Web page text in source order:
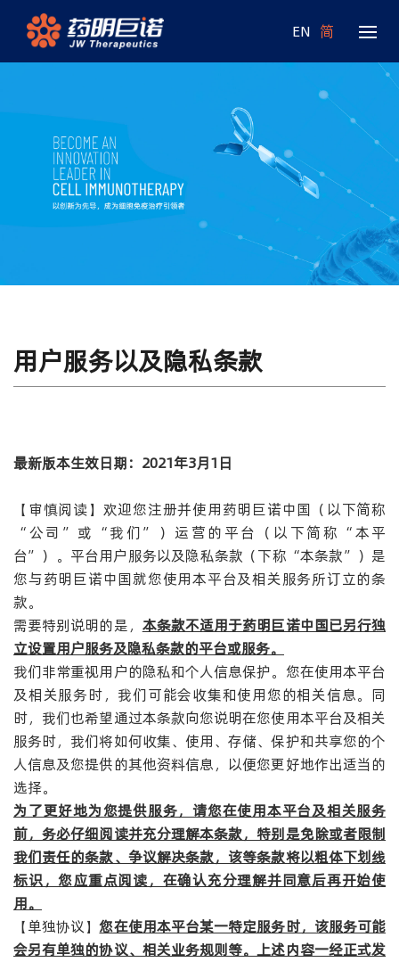
EN 简
用户服务以及隐私条款
最新版本生效日期： 2021年3月1 日
【审慎阅读】欢迎您注册并使用药明巨诺中国（以下简称
“公司”或“我们”）运营的平台（以下简称“本平
台”）。平台用户服务以及隐私条款（下称“本条款”）是
您与药明巨诺中国就您使用本平台及相关服务所订立的条
款。
需要特别说明的是， 本条款不适用于药明巨诺中国已另行独
立设置用户服务及隐私条款的平台或服务。
我们非常重视用户的隐私和个人信息保护。您在使用本平台
及相关服务时，我们可能会收集和使用您的相关信息。同
时，我们也希望通过本条款向您说明在您使用本平台及相关
服务时，我们将如何收集、使用、存储、保护和共享您的个
人信息及您提供的其他资料信息，以便您更好地作出适当的
选择。
为了更好地为您提供服务，请您在使用本平台及相关服务
前，务必仔细阅读并充分理解本条款，特别是免除或者限制
我们责任的条款、争议解决条款，该等条款将以粗体下划线
标识，您应重点阅读，在确认充分理解并同意后再开始使
用。
【单独协议】您在使用本平台某一特定服务时，该服务可能
会另有单独的协议、相关业务规则等。上述内容一经正式发